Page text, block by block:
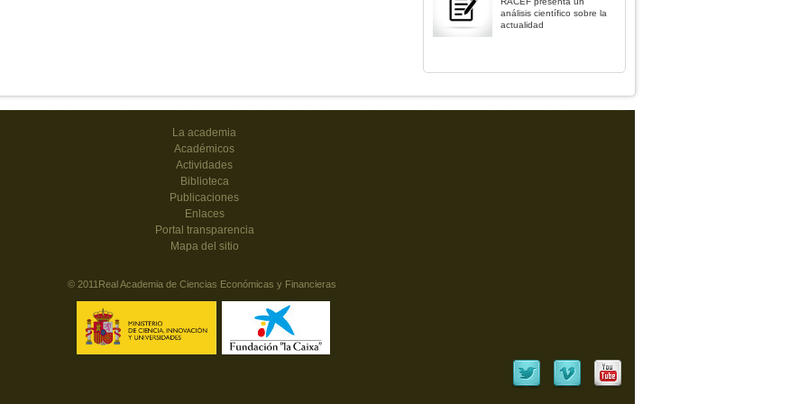
análisis científico sobre la
actualidad
La academia
Académicos
Actividades
Biblioteca
Publicaciones
Enlaces
Portal transparencia
Mapa del sitio
© 2011Real Academia de Ciencias Económicas y Financieras